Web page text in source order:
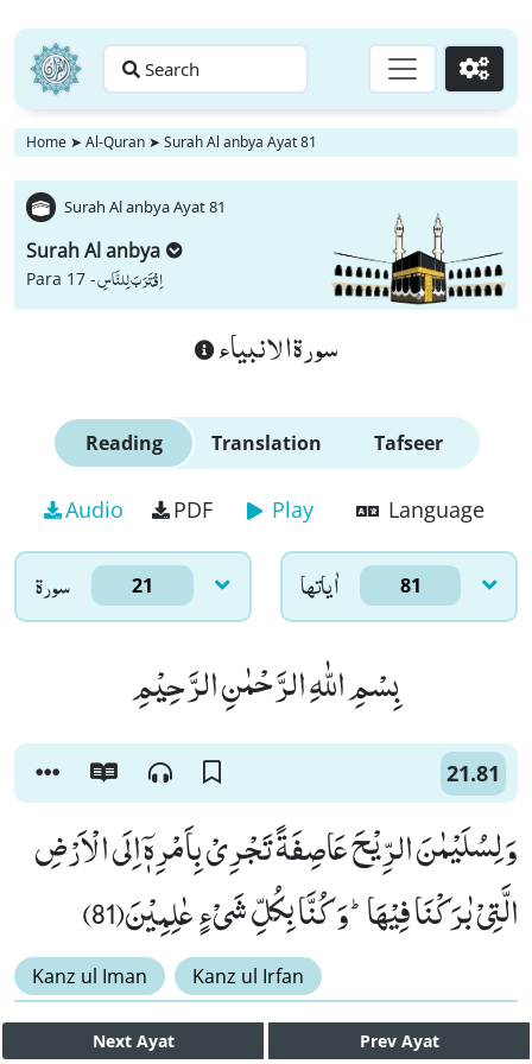
Search Go
Home ➤ Al-Quran ➤ Surah Al anbya Ayat 81
Surah Al anbya Ayat 81
Surah Al anbya
Para 17 -اِقْتَرَبَ لِلنَّاسِ
سورة الانبياء
Reading Translation Tafseer
Audio PDF Play Language
سورۃ 21 اٰياتها 81
بِسْمِ اللّٰهِ الرَّحْمٰنِ الرَّحِیْمِ
21.81
وَ لِسُلَیْمٰنَ الرِّیْحَ عَاصِفَةً تَجْرِیْ بِاَمْرِهٖۤ اِلَى الْاَرْضِ
الَّتِیْ بٰرَكْنَا فِیْهَاؕ-وَ كُنَّا بِكُلِّ شَیْءٍ عٰلِمِیْنَ(81)
Kanz ul Iman Kanz ul Irfan
Next Ayat Prev Ayat